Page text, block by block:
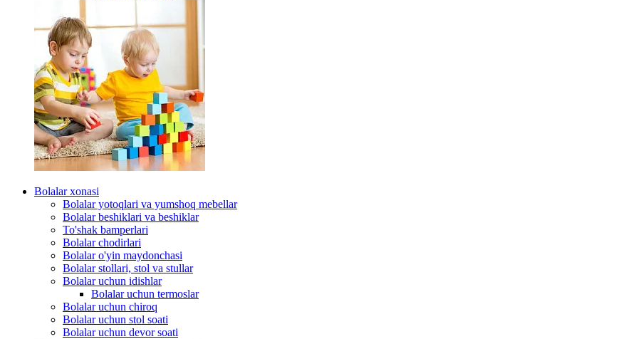
Bolalar xonasi
Bolalar yotoqlari va yumshoq mebellar
Bolalar beshiklari va beshiklar
To'shak bamperlari
Bolalar chodirlari
Bolalar o'yin maydonchasi
Bolalar stollari, stol va stullar
Bolalar uchun idishlar
Bolalar uchun termoslar
Bolalar uchun chiroq
Bolalar uchun stol soati
Bolalar uchun devor soati